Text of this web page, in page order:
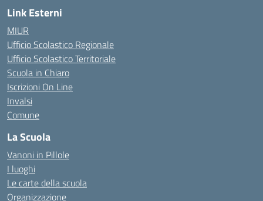
Link Esterni
MIUR
Ufficio Scolastico Regionale
Ufficio Scolastico Territoriale
Scuola in Chiaro
Iscrizioni On Line
Invalsi
Comune
La Scuola
Vanoni in Pillole
I luoghi
Le carte della scuola
Organizzazione